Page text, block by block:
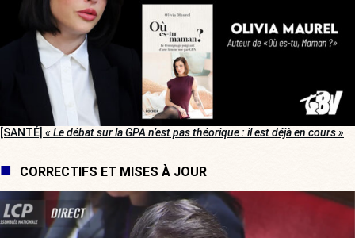
[SANTÉ] « Le débat sur la GPA n’est pas théorique : il est déjà en cours »
CORRECTIFS ET MISES À JOUR